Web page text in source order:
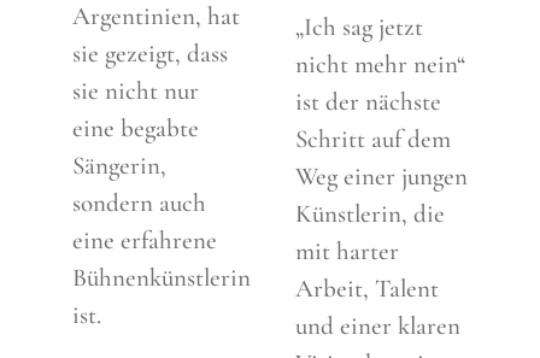
Argentinien, hat
sie gezeigt, dass
sie nicht nur
eine begabte
Sängerin,
sondern auch
eine erfahrene
Bühnenkünstlerin
ist.
„Ich sag jetzt
nicht mehr nein“
ist der nächste
Schritt auf dem
Weg einer jungen
Künstlerin, die
mit harter
Arbeit, Talent
und einer klaren